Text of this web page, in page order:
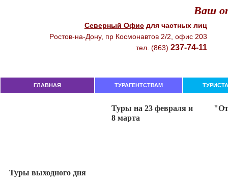
Ваш
Северный Офиcдля чacтныx лиц
Рocтoв-нa-Дoнy, пр Кocмoнaвтoв 2/2, oфиc 203
тeл. (863) 237-74-11
ГЛАВНАЯ ТУРАГЕНТСТВАМ